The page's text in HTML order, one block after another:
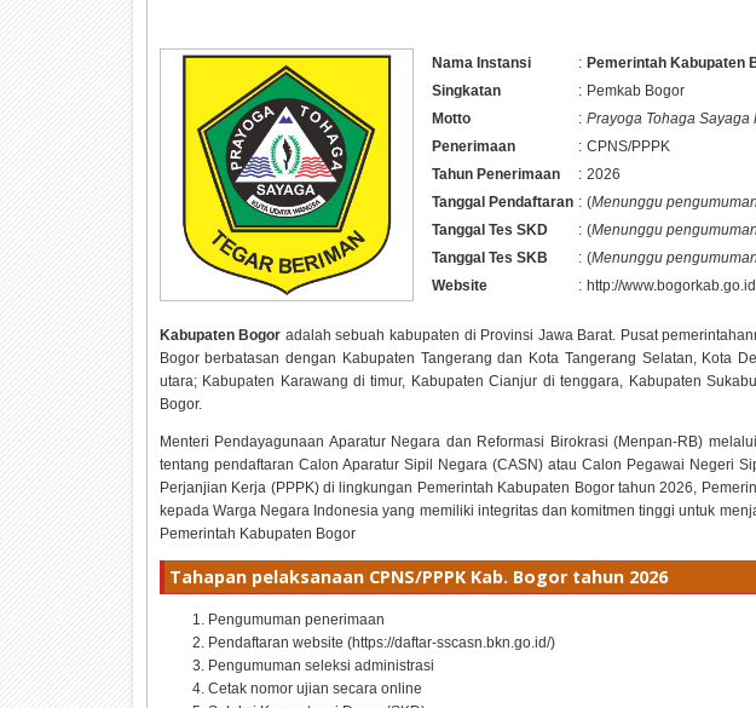
Nama Instansi : Pemerintah Kabupaten
Singkatan
: Pemkab Bogor
Motto
: Prayoga Tohaga Sayaga
Penerimaan
: CPNS/PPPK
Tahun Penerimaan
: 2026
Tanggal Pendaftaran : (Menunggu pengumuman
Tanggal Tes SKD
: (Menunggu pengumuman
Tanggal Tes SKB
: (Menunggu pengumuman
Website
: http://
Kabupaten Bogor adalah sebuah kabupaten di Provinsi Jawa Barat. Pusat
Bogor berbatasan dengan Kabupaten Tangerang dan Kota Tangerang Selatan, Kota
utara; Kabupaten Karawang di timur, Kabupaten Cianjur di tenggara, Kabupaten
Bogor.
Menteri Pendayagunaan Aparatur Negara dan Reformasi Birokrasi (Menpan-RB)
tentang pendaftaran Calon Aparatur Sipil Negara (CASN) atau Calon Pegawai Negeri
Perjanjian Kerja (PPPK) di lingkungan Pemerintah Kabupaten Bogor tahun2026,
kepada Warga Negara Indonesia yang memiliki integritas dan komitmen tinggi untuk
Pemerintah Kabupaten Bogor
Tahapan pelaksanaan CPNS/PPPK Kab. Bogor tahun 2026
Pengumuman penerimaan
Pendaftaran website (https://daftar-sscasn.bkn.go.id/)
Pengumuman seleksi administrasi
Cetak nomor ujian secara online